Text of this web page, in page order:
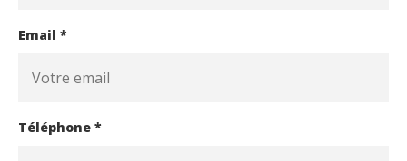
Email *
Téléphone *